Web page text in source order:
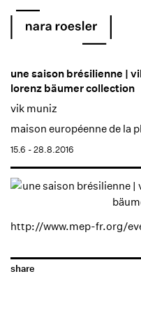
une saison brésilienne |
lorenz bäumer collection
vik muniz
maison européenne de la
15.6 - 28.8.2016
http://www.mep-fr.org/
share